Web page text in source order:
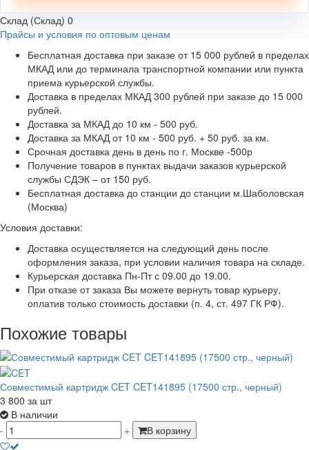
Склад (Склад) 0
Прайсы и условия по оптовым ценам
Бесплатная доставка при заказе от 15 000 рублей в пределах
МКАД или до терминала транспортной компании или пункта
приема курьерской службы.
Доставка в пределах МКАД 300 рублей при заказе до 15 000
рублей.
Доставка за МКАД до 10 км - 500 руб.
Доставка за МКАД от 10 км - 500 руб. + 50 руб. за км.
Срочная доставка день в день по г. Москве -500р
Получение товаров в пунктах выдачи заказов курьерской
службы СДЭК – от 150 руб.
Бесплатная доставка до станции до станции м.Шаболовская
(Москва)
Условия доставки:
Доставка осуществляется на следующий день после
оформления заказа, при условии наличия товара на складе.
Курьерская доставка Пн-Пт с 09.00 до 19.00.
При отказе от заказа Вы можете вернуть товар курьеру,
оплатив только стоимость доставки (п. 4, ст. 497 ГК РФ).
Похожие товары
Совместимый картридж CET CET141895 (17500 стр., черный)
3 800 за шт
В наличии
-
+ В корзину